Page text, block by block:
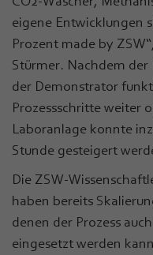
eigene Entwicklungen
Prozent made by
Stürmer. Nachdem der
der Demonstrator
Prozessschritte weiter
Laboranlage konnte
Stunde gesteigert
Die ZSW-
haben bereits
denen der Prozess
eingesetzt werden